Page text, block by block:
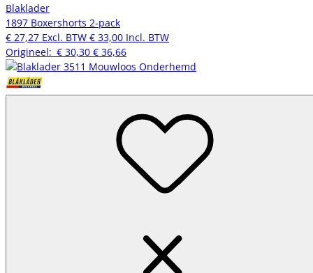
Blaklader
1897 Boxershorts 2-pack
€ 27,27 Excl. BTW € 33,00 Incl. BTW
Origineel: € 30,30 € 36,66